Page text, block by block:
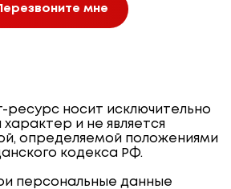
мне
носит исключительно
и не является
определяемой положениями
кодекса РФ.
персональные данные